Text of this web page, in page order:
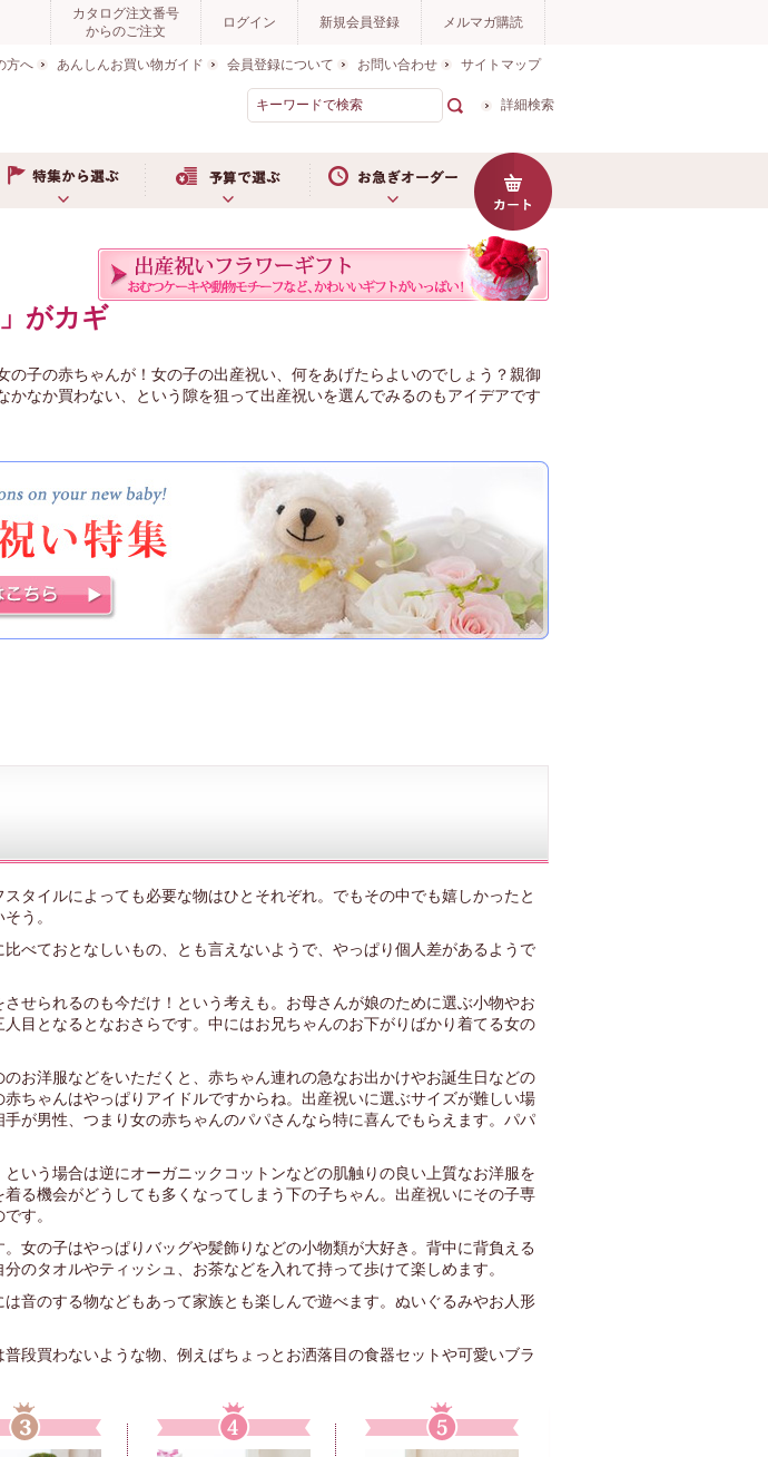
カタログ注文番号
からのご注文
ログイン 新規会員登録 メルマガ購読
方へ あんしんお買い物ガイド 会員登録について お問い合わせ サイトマップ
詳細検索
がカギ
の子の赤ちゃんが！女の子の出産祝い、何をあげたらよいのでしょう？親御
かなか買わない、という隙を狙って出産祝いを選んでみるのもアイデアです
タイルによっても必要な物はひとそれぞれ。でもその中でも嬉しかったと
う。
べておとなしいもの、とも言えないようで、やっぱり個人差があるようで
せられるのも今だけ！という考えも。お母さんが娘のために選ぶ小物やお
目となるとなおさらです。中にはお兄ちゃんのお下がりばかり着てる女の
お洋服などをいただくと、赤ちゃん連れの急なお出かけやお誕生日などの
ちゃんはやっぱりアイドルですからね。出産祝いに選ぶサイズが難しい場
が男性、つまり女の赤ちゃんのパパさんなら特に喜んでもらえます。パパ
いう場合は逆にオーガニックコットンなどの肌触りの良い上質なお洋服を
る機会がどうしても多くなってしまう下の子ちゃん。出産祝いにその子専
す。
女の子はやっぱりバッグや髪飾りなどの小物類が大好き。背中に背負える
のタオルやティッシュ、お茶などを入れて持って歩けて楽しめます。
音のする物などもあって家族とも楽しんで遊べます。ぬいぐるみやお人形
段買わないような物、例えばちょっとお洒落目の食器セットや可愛いブラ